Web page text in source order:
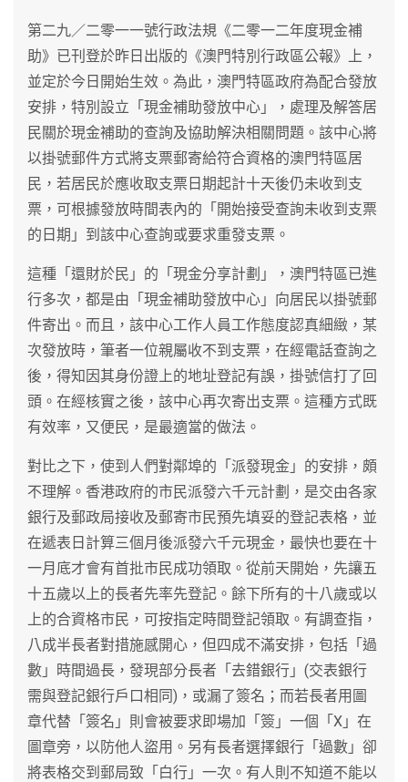
第二九／二零一一號行政法規《二零一二年度現金補
助》已刊登於昨日出版的《澳門特別行政區公報》上，
並定於今日開始生效。為此，澳門特區政府為配合發放
安排，特別設立「現金補助發放中心」，處理及解答居
民關於現金補助的查詢及協助解決相關問題。該中心將
以掛號郵件方式將支票郵寄給符合資格的澳門特區居
民，若居民於應收取支票日期起計十天後仍未收到支
票，可根據發放時間表內的「開始接受查詢未收到支票
的日期」到該中心查詢或要求重發支票。
這種「還財於民」的「現金分享計劃」，澳門特區已進
行多次，都是由「現金補助發放中心」向居民以掛號郵
件寄出。而且，該中心工作人員工作態度認真細緻，某
次發放時，筆者一位親屬收不到支票，在經電話查詢之
後，得知因其身份證上的地址登記有誤，掛號信打了回
頭。在經核實之後，該中心再次寄出支票。這種方式既
有效率，又便民，是最適當的做法。
對比之下，使到人們對鄰埠的「派發現金」的安排，頗
不理解。香港政府的市民派發六千元計劃，是交由各家
銀行及郵政局接收及郵寄市民預先填妥的登記表格，並
在遞表日計算三個月後派發六千元現金，最快也要在十
一月底才會有首批市民成功領取。從前天開始，先讓五
十五歲以上的長者先率先登記。餘下所有的十八歲或以
上的合資格市民，可按指定時間登記領取。有調查指，
八成半長者對措施感開心，但四成不滿安排，包括「過
數」時間過長，發現部分長者「去錯銀行」(交表銀行
需與登記銀行戶口相同)，或漏了簽名；而若長者用圖
章代替「簽名」則會被要求即場加「簽」一個「X」在
圖章旁，以防他人盜用。另有長者選擇銀行「過數」卻
將表格交到郵局致「白行」一次。有人則不知道不能以